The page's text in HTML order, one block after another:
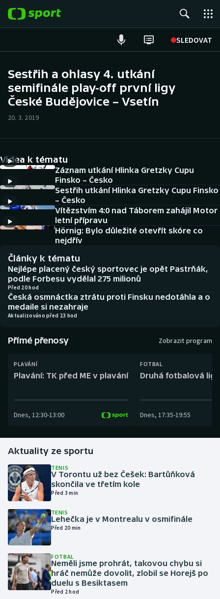
SLEDOVAT
Hokej
Cyklistika
DALŠÍ SPORTY
Americký fotbal
Baseball a softbal
Biatlon
Boby a skeleton
Curling
Dostihy
Futsal
Golf
Gymnastika
Házená
Jezdectví
Judo
Krasobruslení
Lezení
NEPŘEHLÉDNĚTE
Soutěže
Aplikace ČT sport
AZ kvíz
Sestřih a ohlasy 4. utkání
semifinále play-off první ligy
České Budějovice – Vsetín
20. 3. 2019
Videa k tématu
Záznam utkání Hlinka Gretzky Cupu
Finsko – Česko
Sestřih utkání Hlinka Gretzky Cupu Finsko
– Česko
Vítězstvím 4:0 nad Táborem zahájil Motor
letní přípravu
Hörnig: Bylo důležité otevřít skóre co
nejdřív
Články k tématu
Nejlépe placený český sportovec je opět Pastrňák,
podle Forbesu vydělal 275 milionů
Před 20 hod
Česká osmnáctka ztrátu proti Finsku nedotáhla a o
medaile si nezahraje
Aktualizováno před 23 hod
Přímé přenosy Zobrazit program
PLAVÁNÍ
Plavání: TK před ME v plavání
Dnes, 12:30-13:00
FOTBAL
Druhá fotbalová
Dnes, 17:35-19:55
Aktuality ze sportu
TENIS
V Torontu už bez Češek: Bartůňková
skončila ve třetím kole
Před 3 min
TENIS
Lehečka je v Montrealu v osmifinále
Před 20 min
FOTBAL
Neměli jsme prohrát, takovou chybu si
hráč nemůže dovolit, zlobil se Horejš po
duelu s Besiktasem
Před 2 hod